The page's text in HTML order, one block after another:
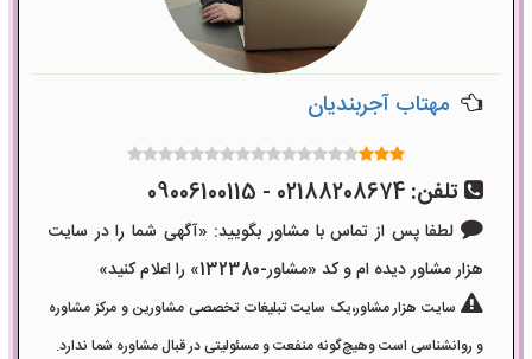
مهتاب آجربندیان
تلفن: 02188208674 - 09006100115
لطفا پس از تماس با مشاور بگویید: «آگهی شما را در سایت
هزار مشاور دیده ام و کد «مشاور-132380» را اعلام کنید»
سایت هزار مشاور،یک سایت تبلیغات تخصصی مشاورین و مرکز مشاوره
و روانشناسی است وهیچ‌گونه منفعت و مسئولیتی در قبال مشاوره شما ندارد.